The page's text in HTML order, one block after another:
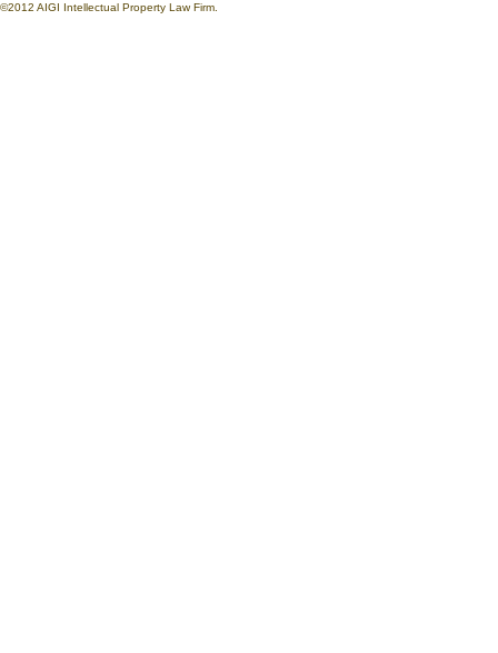
©2012 AIGI Intellectual Property Law Firm.